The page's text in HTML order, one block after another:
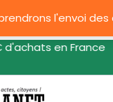
l'envoi
en France